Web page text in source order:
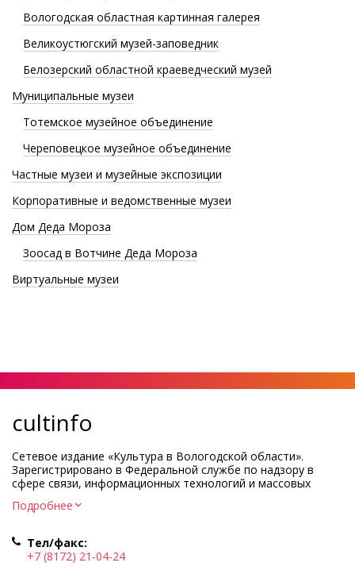
Вологодская областная картинная галерея
Великоустюгский музей-заповедник
Белозерский областной краеведческий музей
Муниципальные музеи
Тотемское музейное объединение
Череповецкое музейное объединение
Частные музеи и музейные экспозиции
Корпоративные и ведомственные музеи
Дом Деда Мороза
Зоосад в Вотчине Деда Мороза
Виртуальные музеи
cultinfo
Сетевое издание «Культура в Вологодской области».
Зарегистрировано в Федеральной службе по надзору в
сфере связи, информационных технологий и массовых
Регистрационный номер и дата принятия решения о
Учредитель КУ ВО «Информационно-аналитический центр
культуры»
Подробнее
Тел/факс:
+7 (8172) 21-04-24